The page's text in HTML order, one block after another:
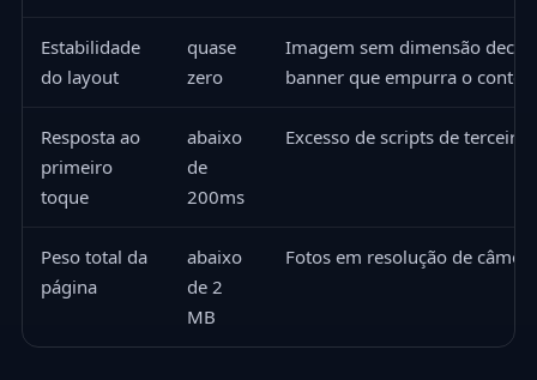
Estabilidade
do layout
quase
zero
Imagem sem dimensão
banner que empurra o
Resposta ao
primeiro
toque
abaixo
de
200ms
Excesso de scripts de terceiros
Peso total da
página
abaixo
de 2
MB
Fotos em resolução de câmera